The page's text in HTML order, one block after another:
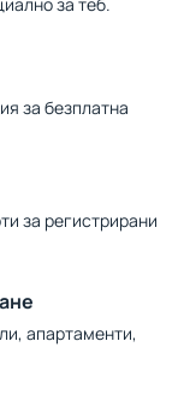
за безплатна
за регистрирани
апартаменти,